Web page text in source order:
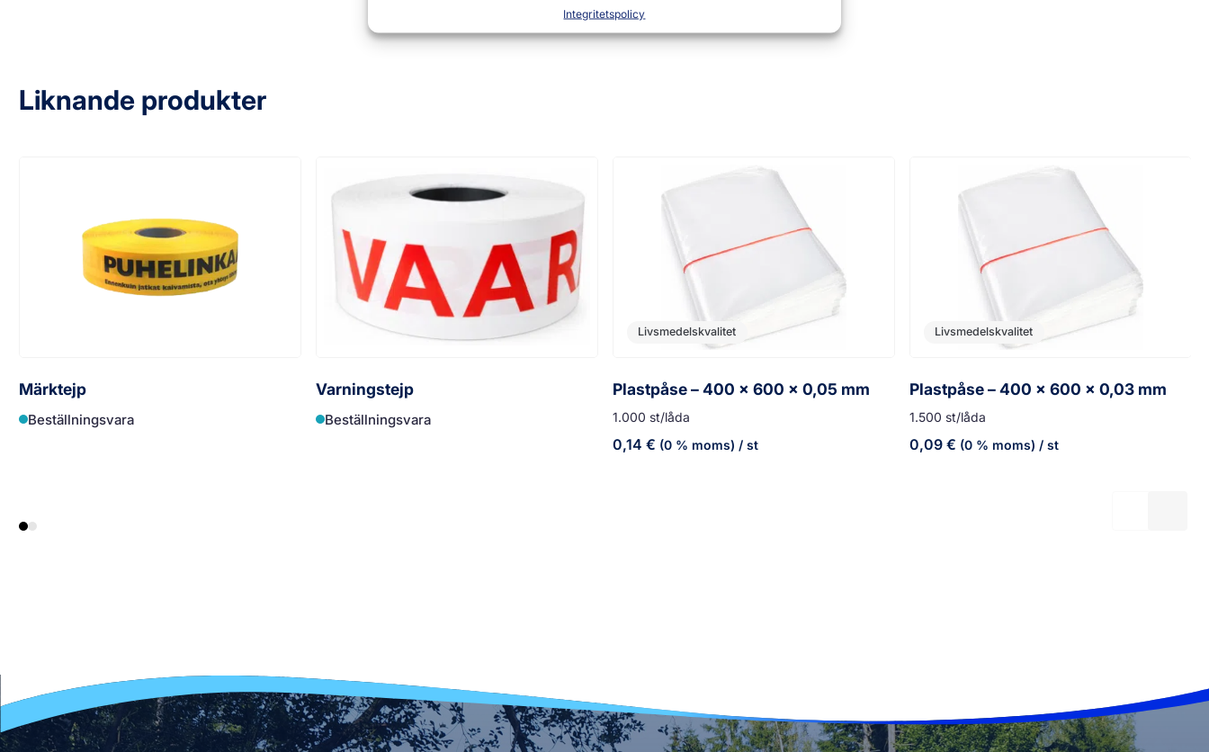
Integritetspolicy
Liknande produkter
Märktejp
Beställningsvara
Varningstejp
Beställningsvara
Livsmedelskvalitet
Plastpåse – 400 x 600 x 0,05 mm
1.000 st/låda
0,14 € (0 % moms) / st
Livsmedelskvalitet
Plastpåse – 400 x 600 x 0,03 mm
1.500 st/låda
0,09 € (0 % moms) / st